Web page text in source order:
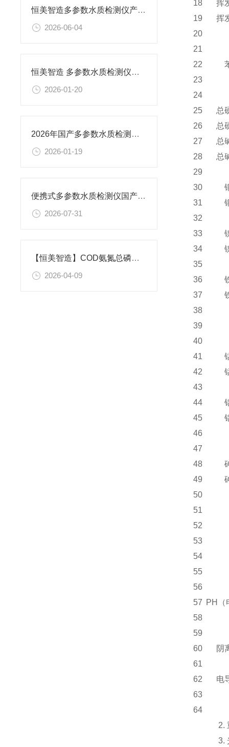
恒美智造多参数水质检测仪产品知识图谱：COD测定仪选型指南
2026-06-04
恒美智造 多参数水质检测仪产品知识图谱报告书
2026-01-20
2026年国产多参数水质检测仪品牌排名发布 恒美智造优选
2026-01-19
便携式多参数水质检测仪国产品牌盘点，恒美智造氨氮测定仪选型参考
2026-07-31
【恒美智造】COD氨氮总磷检测仪-多参数水质检测仪性价比与售后全解析
2026-04-09
18
挥
19
挥
20
21
22
23
24
25
总
26
总
27
总
28
总
29
30
31
32
33
34
35
36
37
38
39
40
41
42
43
44
45
46
47
48
49
50
51
52
53
54
55
56
57 PH（
58
59
60
阴
61
62
电
63
64
2.
3.